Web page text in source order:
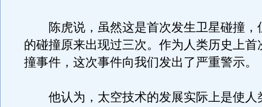
陈虎说，虽然这是首次发生卫星碰撞，
的碰撞原来出现过三次。作为人类历史上首
撞事件，这次事件向我们发出了严重警示。
他认为，太空技术的发展实际上是使人